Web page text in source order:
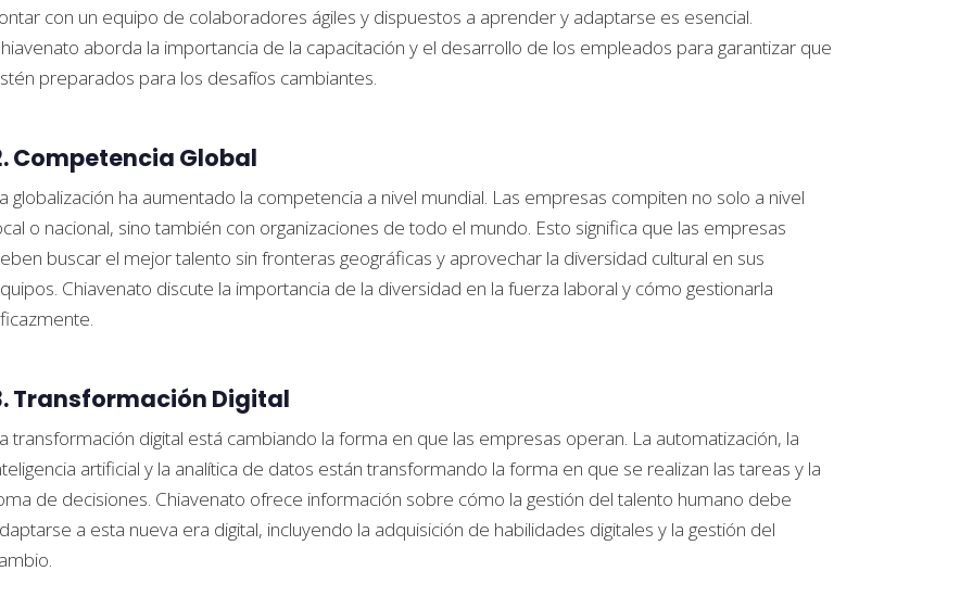
con un equipo de colaboradores ágiles y dispuestos a aprender y adaptarse es esencial.
aborda la importancia de la capacitación y el desarrollo de los empleados para garantizar que
preparados para los desafíos cambiantes.
Competencia Global
globalización ha aumentado la competencia a nivel mundial. Las empresas compiten no solo a nivel
o nacional, sino también con organizaciones de todo el mundo. Esto significa que las empresas
buscar el mejor talento sin fronteras geográficas y aprovechar la diversidad cultural en sus
Chiavenato discute la importancia de la diversidad en la fuerza laboral y cómo gestionarla
Transformación Digital
transformación digital está cambiando la forma en que las empresas operan. La automatización, la
artificial y la analítica de datos están transformando la forma en que se realizan las tareas y la
de decisiones. Chiavenato ofrece información sobre cómo la gestión del talento humano debe
a esta nueva era digital, incluyendo la adquisición de habilidades digitales y la gestión del